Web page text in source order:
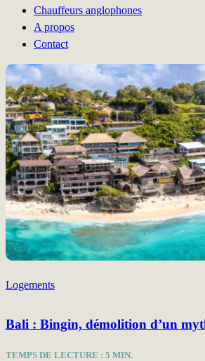
Chauffeurs anglophones
A propos
Contact
Logements
Bali : Bingin, démolition d’un
TEMPS DE LECTURE : 5 MIN.